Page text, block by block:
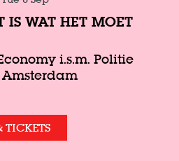
IS WAT HET MOET
i.s.m. Politie
TICKETS